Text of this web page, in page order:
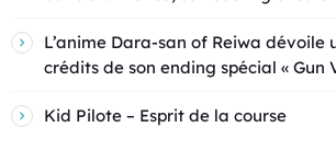
L’anime Dara-san of Reiwa dévoile
crédits de son ending spécial « Gun
Kid Pilote – Esprit de la course